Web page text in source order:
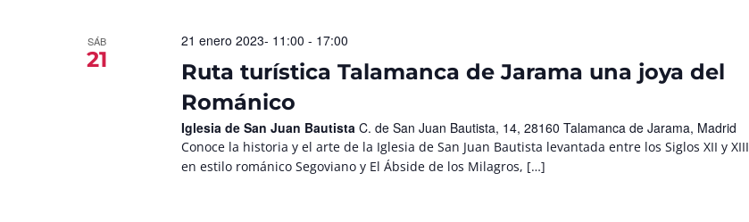
SÁB
21
Ruta turística Talamanca de Jarama una joya del
Románico
21 enero 2023- 11:00 - 17:00
Iglesia de San Juan Bautista C. de San Juan Bautista, 14, 28160 Talamanca de Jarama, Madrid
Conoce la historia y el arte de la Iglesia de San Juan Bautista levantada entre los Siglos XII y XIII
en estilo románico Segoviano y El Ábside de los Milagros, […]